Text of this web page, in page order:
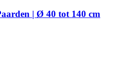
| Ø 40 tot 140 cm